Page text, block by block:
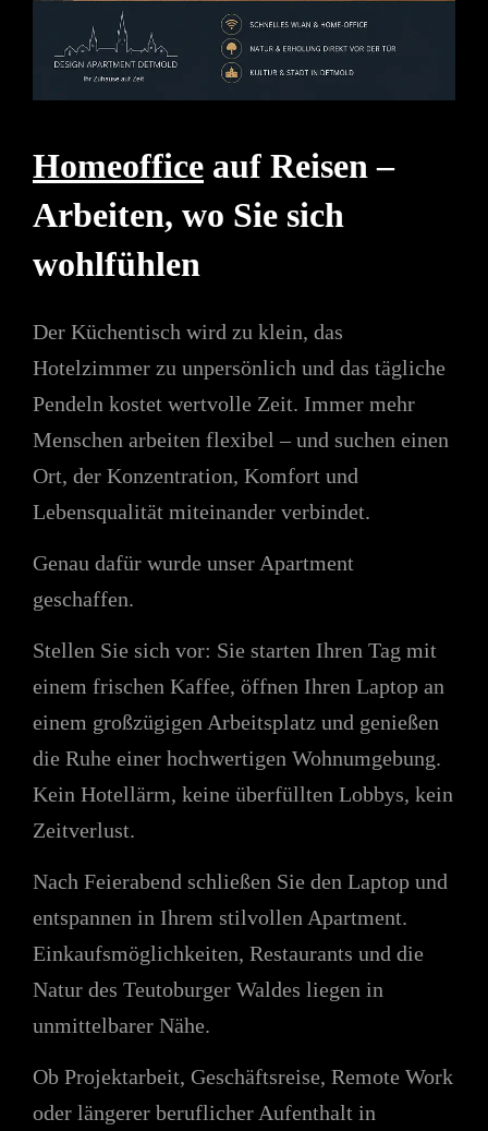
Homeoffice auf Reisen –
Arbeiten, wo Sie sich
wohlfühlen
Der Küchentisch wird zu klein, das
Hotelzimmer zu unpersönlich und das tägliche
Pendeln kostet wertvolle Zeit. Immer mehr
Menschen arbeiten flexibel – und suchen einen
Ort, der Konzentration, Komfort und
Lebensqualität miteinander verbindet.
Genau dafür wurde unser Apartment
geschaffen.
Stellen Sie sich vor: Sie starten Ihren Tag mit
einem frischen Kaffee, öffnen Ihren Laptop an
einem großzügigen Arbeitsplatz und genießen
die Ruhe einer hochwertigen Wohnumgebung.
Kein Hotellärm, keine überfüllten Lobbys, kein
Zeitverlust.
Nach Feierabend schließen Sie den Laptop und
entspannen in Ihrem stilvollen Apartment.
Einkaufsmöglichkeiten, Restaurants und die
Natur des Teutoburger Waldes liegen in
unmittelbarer Nähe.
Ob Projektarbeit, Geschäftsreise, Remote Work
oder längerer beruflicher Aufenthalt in